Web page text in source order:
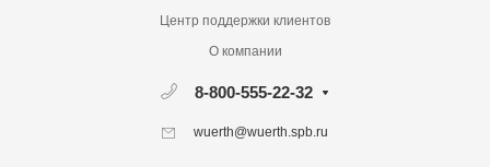
Центр поддержки клиентов
О компании
8-800-555-22-32
wuerth@wuerth.spb.ru